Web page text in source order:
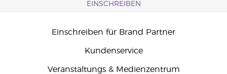
EINSCHREIBEN
Einschreiben für Brand Partner
Kundenservice
Veranstaltungs & Medienzentrum